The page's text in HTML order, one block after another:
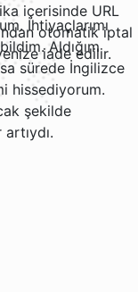
içerisinde URL
otomatik iptal
iade edilir.
İhtiyaçlarımı
Aldığım
sürede İngilizce
hissediyorum.
şekilde